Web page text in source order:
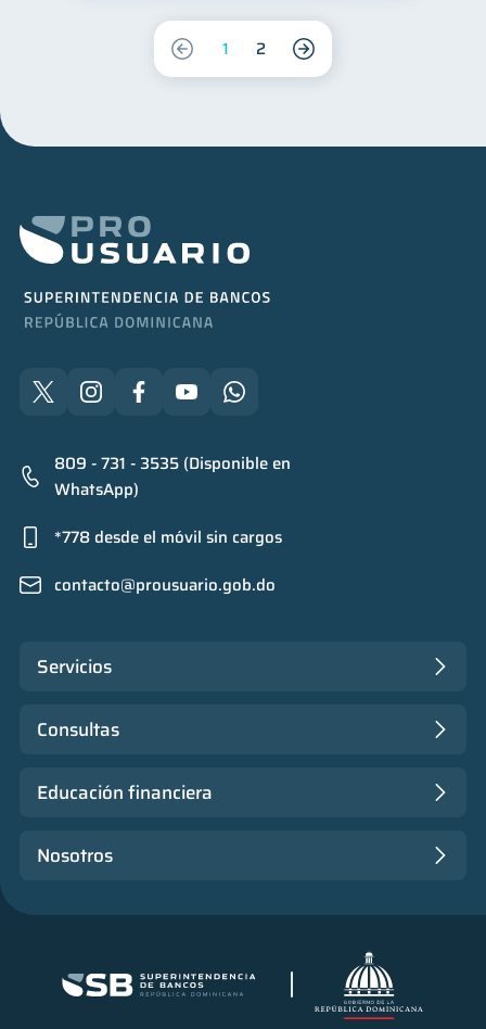
1 2
809 - 731 - 3535 (Disponible en
WhatsApp)
*778 desde el móvil sin cargos
contacto@prousuario.gob.do
Servicios
Consultas
Educación financiera
Nosotros